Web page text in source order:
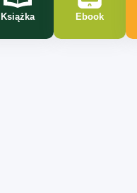
Książka Ebook